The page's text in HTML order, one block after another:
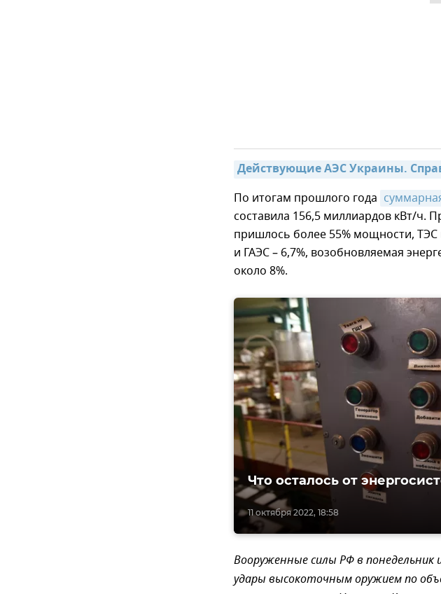
Действующие АЭС Украины.
По итогам прошлого года
составила 156,5 миллиардов кВт/ч.
пришлось более 55% мощности,
и ГАЭС – 6,7%, возобновляемая
около 8%.
11 октября 2022, 18:58
Что осталось от
Вооруженные силы РФ в понедельник
удары высокоточным оружием по